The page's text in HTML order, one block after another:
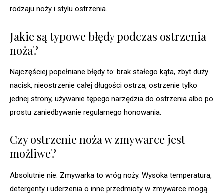
rodzaju noży i stylu ostrzenia.
Jakie są typowe błędy podczas ostrzenia
noża?
Najczęściej popełniane błędy to: brak stałego kąta, zbyt duży
nacisk, nieostrzenie całej długości ostrza, ostrzenie tylko
jednej strony, używanie tępego narzędzia do ostrzenia albo po
prostu zaniedbywanie regularnego honowania.
Czy ostrzenie noża w zmywarce jest
możliwe?
Absolutnie nie. Zmywarka to wróg noży. Wysoka temperatura,
detergenty i uderzenia o inne przedmioty w zmywarce mogą